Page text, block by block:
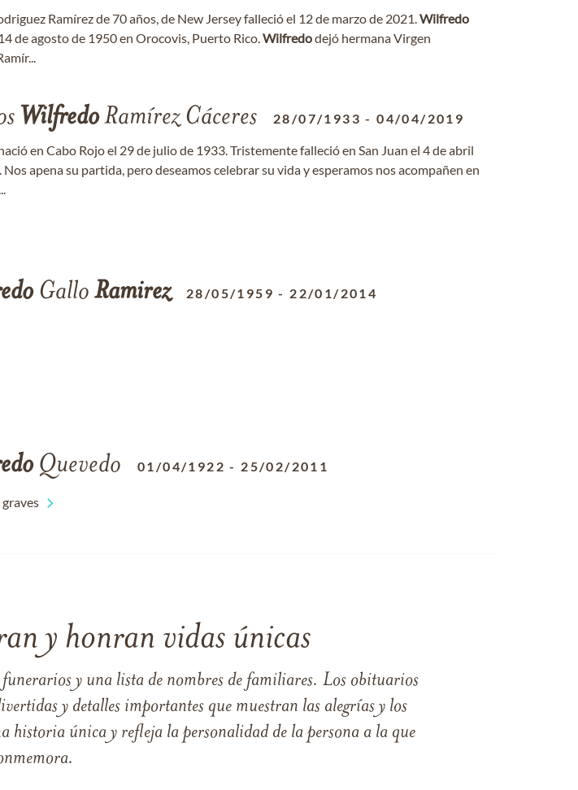
Ramírez de 70 años, de New Jersey falleció el 12 de marzo de 2021.Wilfredo
de agosto de 1950 en Orocovis, Puerto Rico.Wilfredodejó hermana Virgen
WilfredoRamírez Cáceres 28/07/1933 -04/04/2019
en Cabo Rojo el 29 de julio de 1933. Tristemente falleció en San Juan el 4 de abril
Nos apena su partida, pero deseamos celebrar su vida y esperamos nos acompañen en
Gallo Ramirez 28/05/1959 - 22/01/2014
Quevedo 01/04/1922 - 25/02/2011
y honran vidas únicas
y una lista de nombres de familiares. Los obituarios
y detalles importantes que muestran las alegrías y los
única y refleja la personalidad de la persona a la que